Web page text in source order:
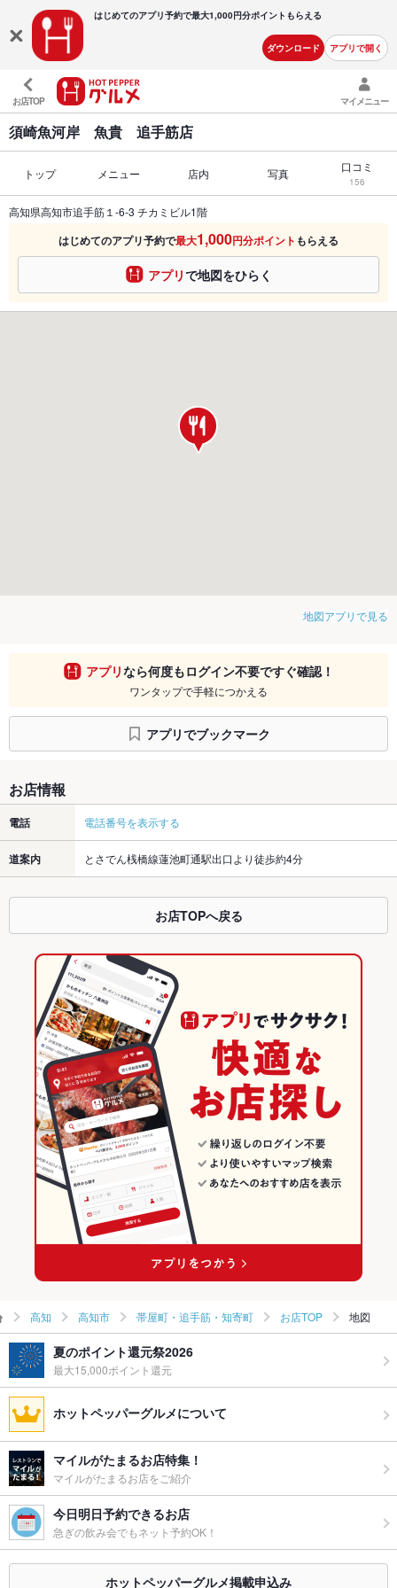
はじめてのアプリ予約で最大1,000円分ポイントもらえる
ダウンロード アプリで開く
お店TOP マイメニュー
須崎魚河岸 魚貴 追手筋店
トップ メニュー 店内 写真 口コミ
156
高知県高知市追手筋１-6-3 チカミビル1階
はじめてのアプリ予約で最大1,000円分ポイント もらえる
アプリで地図をひらく
地図アプリで見る
アプリなら何度もログイン不要ですぐ確認！
ワンタップで手軽につかえる
アプリでブックマーク
お店情報
電話 電話番号を表示する
道案内 とさでん桟橋線蓮池町通駅出口より徒歩約4分
お店TOPへ戻る
高知 高知市 帯屋町・追手筋・知寄町 お店TOP 地図
夏のポイント還元祭2026
最大15,000ポイント還元
ホットペッパーグルメについて
マイルがたまるお店特集！
マイルがたまるお店をご紹介
今日明日予約できるお店
急ぎの飲み会でもネット予約OK！
ホットペッパーグルメ掲載申込み